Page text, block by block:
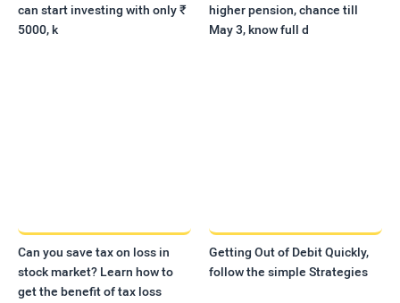
can start investing with only ₹
5000, k
higher pension, chance till
May 3, know full d
Can you save tax on loss in
stock market? Learn how to
get the benefit of tax loss
Getting Out of Debit Quickly,
follow the simple Strategies